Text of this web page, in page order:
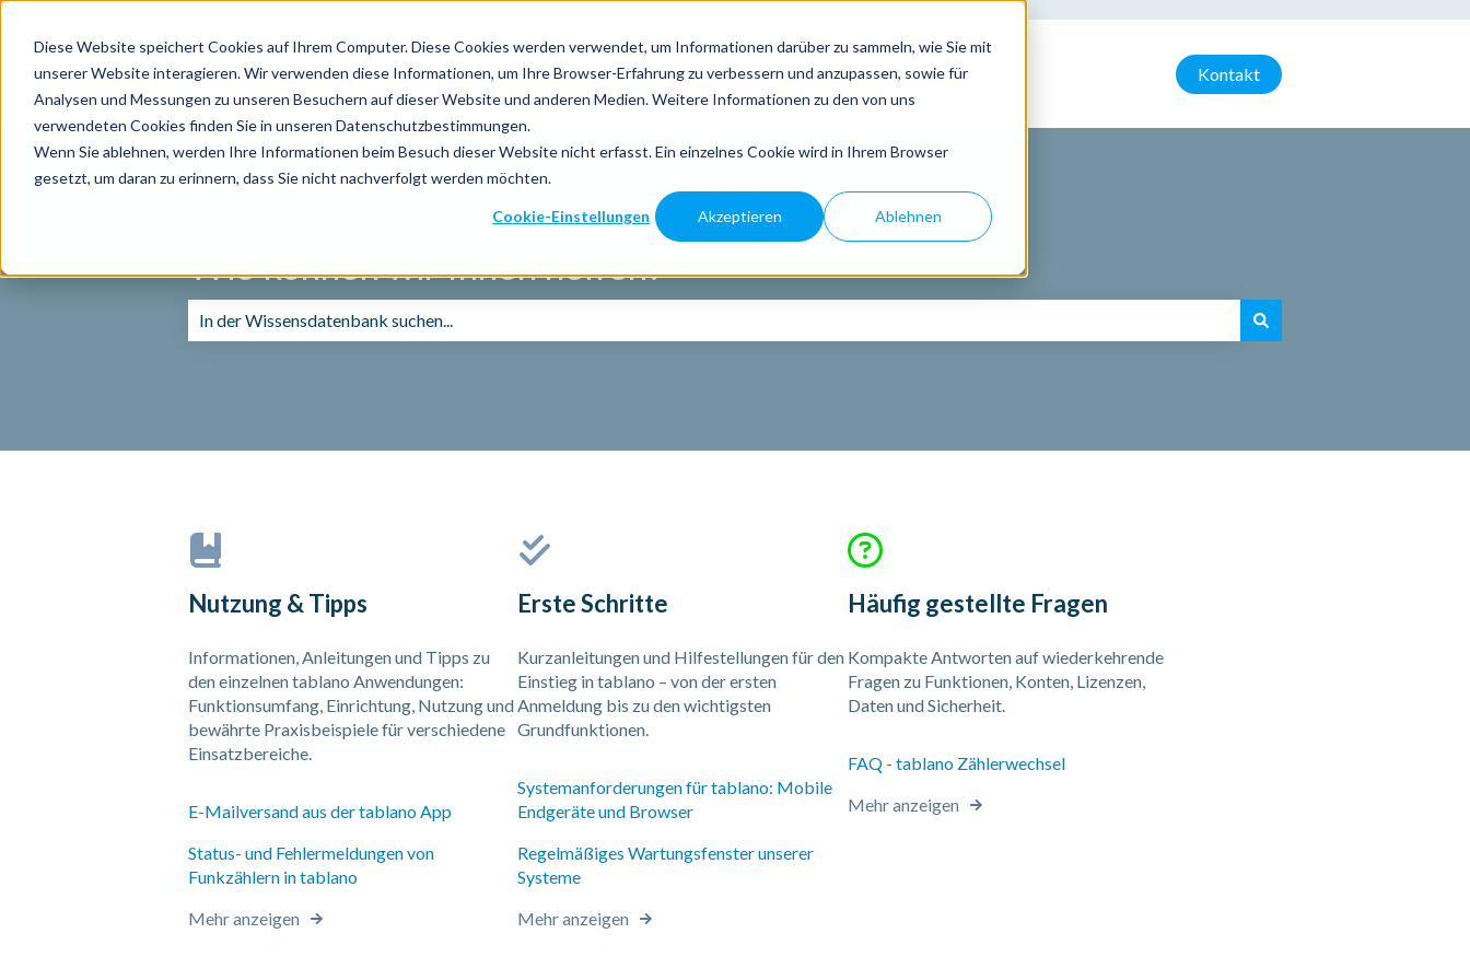
Diese Website speichert Cookies auf Ihrem Computer. Diese Cookies werden verwendet, um Informationen darüber zu sammeln, wie Sie mit
unserer Website interagieren. Wir verwenden diese Informationen, um Ihre Browser-Erfahrung zu verbessern und anzupassen, sowie für
Analysen und Messungen zu unseren Besuchern auf dieser Website und anderen Medien. Weitere Informationen zu den von uns
verwendeten Cookies finden Sie in unseren Datenschutzbestimmungen.
Wenn Sie ablehnen, werden Ihre Informationen beim Besuch dieser Website nicht erfasst. Ein einzelnes Cookie wird in Ihrem Browser
gesetzt, um daran zu erinnern, dass Sie nicht nachverfolgt werden möchten.
Cookie-Einstellungen Akzeptieren Ablehnen
Kontakt
Wie können wir Ihnen helfen?
Nutzung & Tipps
Informationen, Anleitungen und Tipps zu
den einzelnen tablano Anwendungen:
Funktionsumfang, Einrichtung, Nutzung und
bewährte Praxisbeispiele für verschiedene
Einsatzbereiche.
E-Mailversand aus der tablano App
Status- und Fehlermeldungen von
Funkzählern in tablano
Mehr anzeigen
Erste Schritte
Kurzanleitungen und Hilfestellungen für den
Einstieg in tablano – von der ersten
Anmeldung bis zu den wichtigsten
Grundfunktionen.
Systemanforderungen für tablano: Mobile
Endgeräte und Browser
Regelmäßiges Wartungsfenster unserer
Systeme
Mehr anzeigen
Häufig gestellte Fragen
Kompakte Antworten auf wiederkehrende
Fragen zu Funktionen, Konten, Lizenzen,
Daten und Sicherheit.
FAQ - tablano Zählerwechsel
Mehr anzeigen